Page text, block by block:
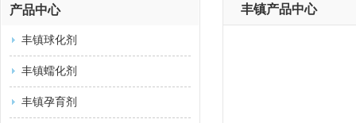
产品中心
丰镇球化剂
丰镇蠕化剂
丰镇孕育剂
丰镇产品中心